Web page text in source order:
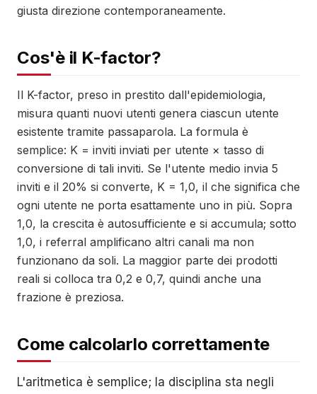
giusta direzione contemporaneamente.
Cos'è il K-factor?
Il K-factor, preso in prestito dall'epidemiologia,
misura quanti nuovi utenti genera ciascun utente
esistente tramite passaparola. La formula è
semplice: K = inviti inviati per utente × tasso di
conversione di tali inviti. Se l'utente medio invia 5
inviti e il 20% si converte, K = 1,0, il che significa che
ogni utente ne porta esattamente uno in più. Sopra
1,0, la crescita è autosufficiente e si accumula; sotto
1,0, i referral amplificano altri canali ma non
funzionano da soli. La maggior parte dei prodotti
reali si colloca tra 0,2 e 0,7, quindi anche una
frazione è preziosa.
Come calcolarlo correttamente
L'aritmetica è semplice; la disciplina sta negli